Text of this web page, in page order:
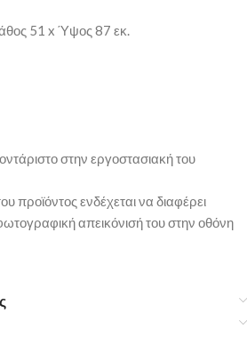
51 x Ύψος 87 εκ.
στην εργοστασιακή του
ενδέχεται να διαφέρει
απεικόνισή του στην οθόνη